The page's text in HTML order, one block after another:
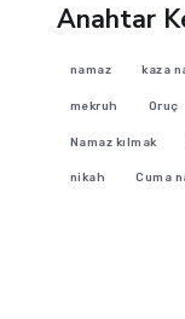
Anahtar
namaz kaza
mekruh Oruç
Namaz kılmak
nikah Cuma